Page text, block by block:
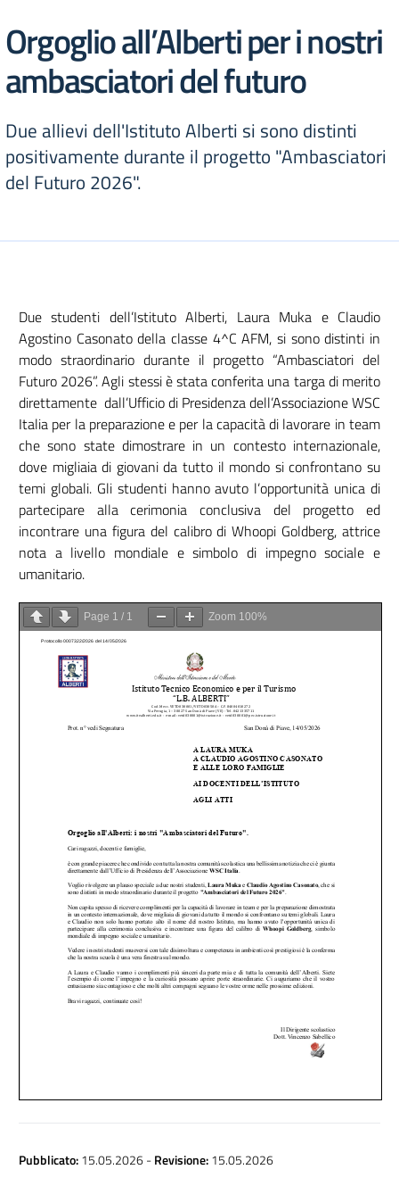
Orgoglio all’Alberti per i nostri
ambasciatori del futuro
Due allievi dell'Istituto Alberti si sono distinti
positivamente durante il progetto "Ambasciatori
del Futuro 2026".
Due studenti dell’Istituto Alberti, Laura Muka e Claudio
Agostino Casonato della classe 4^C AFM, si sono distinti in
modo straordinario durante il progetto “Ambasciatori del
Futuro 2026”. Agli stessi è stata conferita una targa di merito
direttamente dall’Ufficio di Presidenza dell’Associazione WSC
Italia per la preparazione e per la capacità di lavorare in team
che sono state dimostrare in un contesto internazionale,
dove migliaia di giovani da tutto il mondo si confrontano su
temi globali. Gli studenti hanno avuto l’opportunità unica di
partecipare alla cerimonia conclusiva del progetto ed
incontrare una figura del calibro di Whoopi Goldberg, attrice
nota a livello mondiale e simbolo di impegno sociale e
umanitario.
Page 1 / 1 Zoom 100%
Pubblicato:15.05.2026-Revisione:15.05.2026